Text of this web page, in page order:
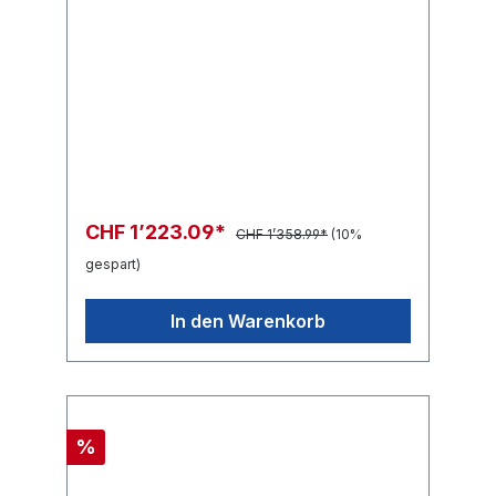
CHF 1’223.09* CHF 1’358.99* (10%
gespart)
In den Warenkorb
%